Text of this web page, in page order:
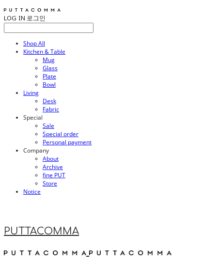
LOG IN 로그인
Shop All
Kitchen & Table
Mug
Glass
Plate
Bowl
Living
Desk
Fabric
Special
Sale
Special order
Personal payment
Company
About
Archive
fine PUT
Store
Notice
PUTTACOMMA